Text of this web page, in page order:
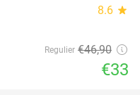
8.6 star
Regulier €46,90
€33